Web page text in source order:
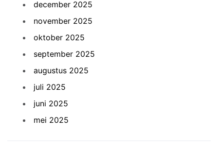
december 2025
november 2025
oktober 2025
september 2025
augustus 2025
juli 2025
juni 2025
mei 2025